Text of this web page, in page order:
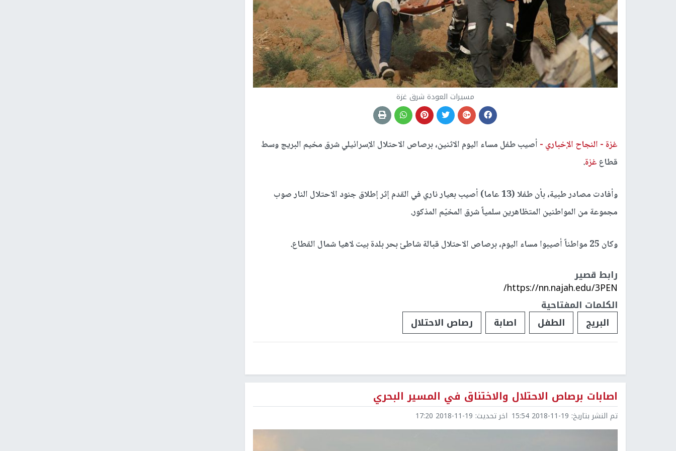
مسيرات العودة شرق غزة
غزة - النجاح الإخباري - أصيب طفل مساء اليوم الاثنين، برصاص الاحتلال الإسرائيلي شرق مخيم البريج وسط
قطاع غزة.
وأفادت مصادر طبية، بأن طفلا (13 عاما) أصيب بعيار ناري في القدم إثر إطلاق جنود الاحتلال النار صوب
مجموعة من المواطنين المتظاهرين سلمياً شرق المخيّم المذكور.
وكان 25 مواطناً أصيبوا مساء اليوم، برصاص الاحتلال قبالة شاطئ بحر بلدة بيت لاهيا شمال القطاع.
رابط قصير
https://nn.najah.edu/3PEN/
الكلمات المفتاحية
البريج
الطفل اصابة رصاص الاحتلال
اصابات برصاص الاحتلال والاختناق في المسير البحري
تم النشر بتاريخ: 2018-11-19 15:54 اخر تحديث: 2018-11-19 17:20